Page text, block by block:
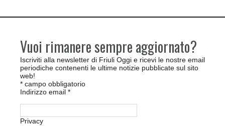
Vuoi rimanere sempre aggiornato?
Iscriviti alla newsletter di Friuli Oggi e ricevi le nostre email
periodiche contenenti le ultime notizie pubblicate sul sito
web!
* campo obbligatorio
Indirizzo email *
Privacy